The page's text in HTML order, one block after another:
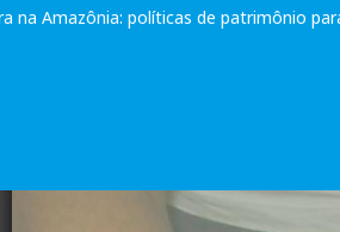
na Amazônia: políticas de patrimônio